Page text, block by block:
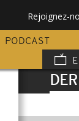
Rejoignez-
PODCAST